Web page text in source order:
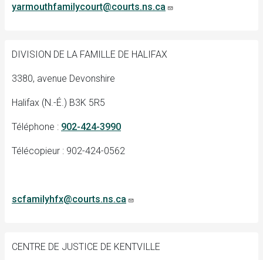
yarmouthfamilycourt@courts.ns.ca
DIVISION DE LA FAMILLE DE HALIFAX
3380, avenue Devonshire
Halifax (N.-É.) B3K 5R5
Téléphone : 902-424-3990
Télécopieur : 902-424-0562
scfamilyhfx@courts.ns.ca
CENTRE DE JUSTICE DE KENTVILLE